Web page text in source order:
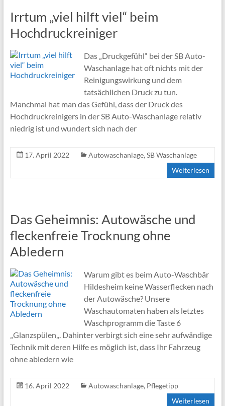
Irrtum „viel hilft viel“ beim
Hochdruckreiniger
Das „Druckgefühl“ bei der SB Auto-
Waschanlage hat oft nichts mit der
Reinigungswirkung und dem
tatsächlichen Druck zu tun.
Manchmal hat man das Gefühl, dass der Druck des
Hochdruckreinigers in der SB Auto-Waschanlage relativ
niedrig ist und wundert sich nach der
17. April 2022 Autowaschanlage, SB Waschanlage
Weiterlesen
Das Geheimnis: Autowäsche und
fleckenfreie Trocknung ohne
Abledern
Warum gibt es beim Auto-Waschbär
Hildesheim keine Wasserflecken nach
der Autowäsche? Unsere
Waschautomaten haben als letztes
Waschprogramm die Taste 6
„Glanzspülen„. Dahinter verbirgt sich eine sehr aufwändige
Technik mit deren Hilfe es möglich ist, dass Ihr Fahrzeug
ohne abledern wie
16. April 2022 Autowaschanlage, Pflegetipp
Weiterlesen